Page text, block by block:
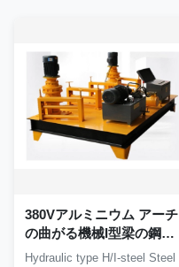
380Vアルミニウム アーチ
の曲がる機械I型梁の鋼鉄
に冷たい曲がること
Hydraulic type H/I-steel Steel